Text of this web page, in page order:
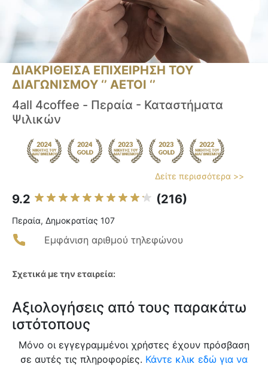
ΔΙΑΚΡΙΘΕΙΣΑ ΕΠΙΧΕΙΡΗΣΗ ΤΟΥ
ΔΙΑΓΩΝΙΣΜΟΥ ‘’ ΑΕΤΟΙ ‘’
4all 4coffee - Περαία - Καταστήματα
Ψιλικών
Δείτε περισσότερα >>
9.2 (216)
Περαία, Δημοκρατίας 107
Εμφάνιση αριθμού τηλεφώνου
Σχετικά με την εταιρεία:
Αξιολογήσεις από τους παρακάτω
ιστότοπους
Μόνο οι εγγεγραμμένοι χρήστες έχουν πρόσβαση
σε αυτές τις πληροφορίες. Κάντε κλικ εδώ για να